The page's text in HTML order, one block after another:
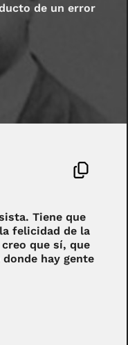
de un error
Tiene que
felicidad de la
que sí, que
hay gente